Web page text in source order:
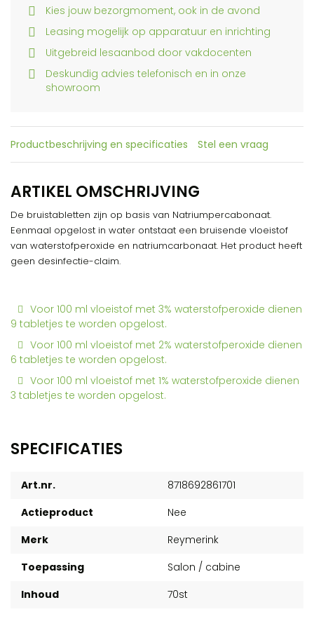
Kies jouw bezorgmoment, ook in de avond
Leasing mogelijk op apparatuur en inrichting
Uitgebreid lesaanbod door vakdocenten
Deskundig advies telefonisch en in onze
showroom
Productbeschrijving en specificaties Stel een vraag
ARTIKEL OMSCHRIJVING
De bruistabletten zijn op basis van Natriumpercabonaat.
Eenmaal opgelost in water ontstaat een bruisende vloeistof
van waterstofperoxide en natriumcarbonaat. Het product heeft
geen desinfectie-claim.
Voor 100 ml vloeistof met 3% waterstofperoxide dienen
9 tabletjes te worden opgelost.
Voor 100 ml vloeistof met 2% waterstofperoxide dienen
6 tabletjes te worden opgelost.
Voor 100 ml vloeistof met 1% waterstofperoxide dienen
3 tabletjes te worden opgelost.
SPECIFICATIES
Art.nr.
8718692861701
Actieproduct
Nee
Merk
Reymerink
Toepassing
Salon / cabine
Inhoud
70st